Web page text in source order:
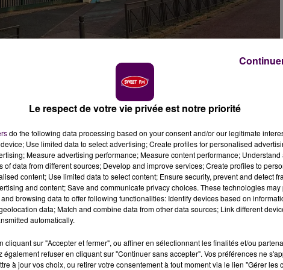
Le Conseil départemental, le Rectorat et la Ville
collège François-Rabelais d’ici la rentrée 2025.
concertation pour une nouvelle sectorisation sur le
collèges sera complètement refondue dans l’objectif
Cet établissement enclavé dans les quartiers nord
l’académie",explique Claire Foucher-Maupetit, vice-
Et chacun s’accorde sur la pertinence de sa
Le respect de votre vie privée est notre priorité
do the following data processing based on your consent and/or our legitimate
Use limited data to select advertising; Create profiles for personalised
Measure advertising performance; Measure content performance;
of data from different sources; Develop and improve services; Create profiles to
content; Use limited data to select content; Ensure security, prevent and detect
and content; Save and communicate privacy choices. These technologies
browsing data to offer following functionalities: Identify devices based on
data; Match and combine data from other data sources; Link different
automatically.
cliquant sur "Accepter et fermer", ou affiner en sélectionnant les finalités et/ou
également refuser en cliquant sur "Continuer sans accepter". Vos préférences ne
à jour vos choix, ou retirer votre consentement à tout moment via le lien "Gérer les